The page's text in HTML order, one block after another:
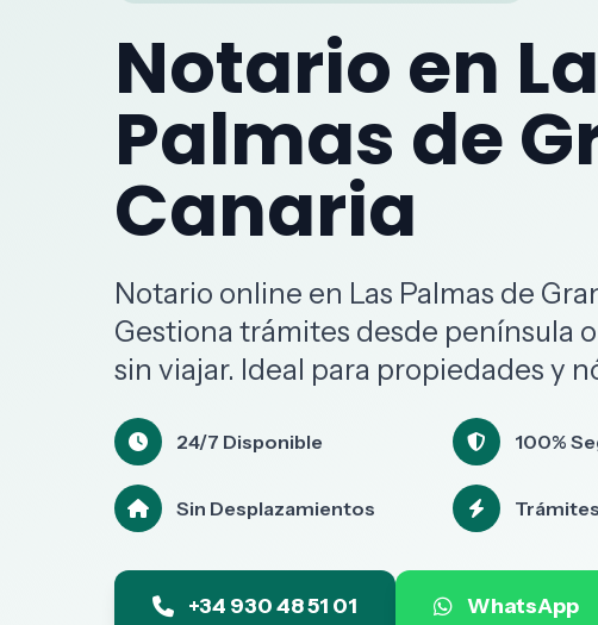
Notario en
Palmas de
Canaria
Notario online en Las Palmas de
Gestiona trámites desde península
sin viajar. Ideal para propiedades y
24/7 Disponible 100%
Sin Desplazamientos
+34 930 48 51 01 WhatsApp